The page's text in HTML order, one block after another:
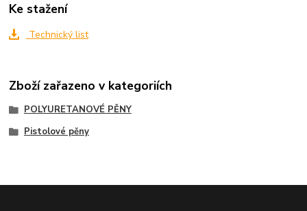
Ke stažení
Technický list
Zboží zařazeno v kategoriích
POLYURETANOVÉ PĚNY
Pistolové pěny